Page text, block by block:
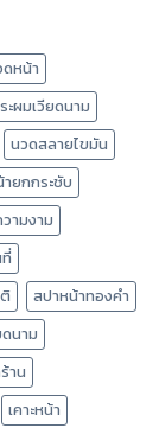
หน้า
ผมเวียดนาม
นวดสลายไขมัน
ยกกระชับ
ามงาม
สปาหน้าทองคำ
นาม
าน
เคาะหน้า